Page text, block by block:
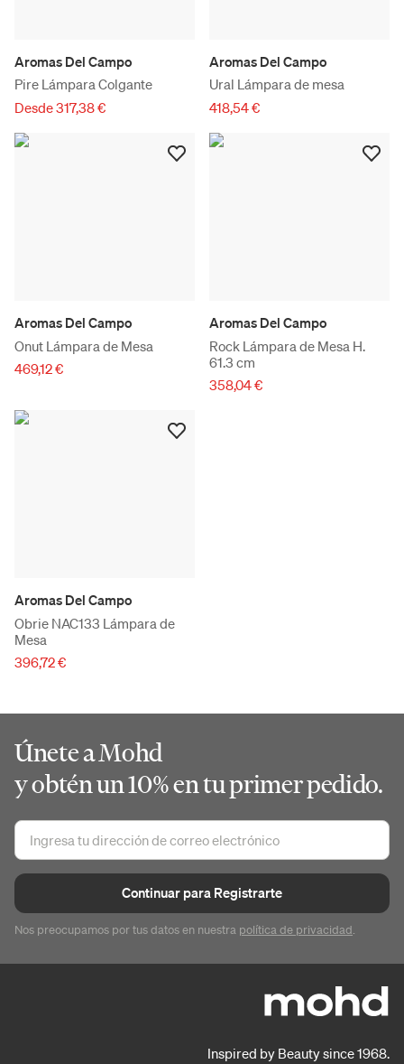
Aromas Del Campo
Pire Lámpara Colgante
Desde 317,38 €
Aromas Del Campo
Ural Lámpara de mesa
418,54 €
Aromas Del Campo
Onut Lámpara de Mesa
469,12 €
Aromas Del Campo
Rock Lámpara de Mesa H.
61.3 cm
358,04 €
Aromas Del Campo
Obrie NAC133 Lámpara de
Mesa
396,72 €
Únete a Mohd
y obtén un 10% en tu primer pedido.
Continuar para Registrarte
Nos preocupamos por tus datos en nuestra política de privacidad.
Inspired by Beauty since 1968.